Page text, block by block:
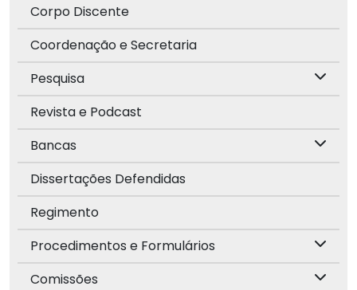
Corpo Discente
Coordenação e Secretaria
Pesquisa
Revista e Podcast
Bancas
Dissertações Defendidas
Regimento
Procedimentos e Formulários
Comissões